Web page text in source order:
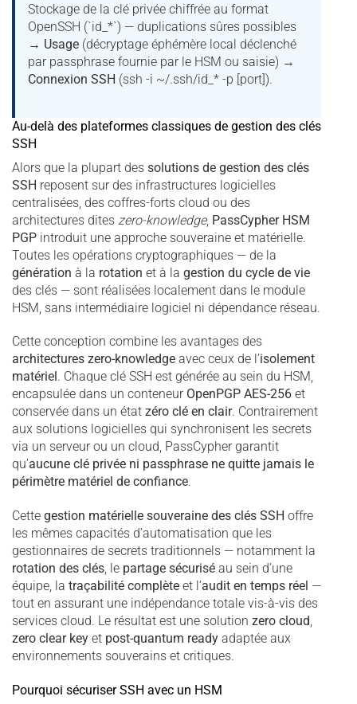
Stockage de la clé privée chiffrée au format
OpenSSH (`id_*`) — duplications sûres possibles
→ Usage (décryptage éphémère local déclenché
par passphrase fournie par le HSM ou saisie) →
Connexion SSH (ssh -i ~/.ssh/id_* -p [port]).
Au-delà des plateformes classiques de gestion des clés
SSH
Alors que la plupart des solutions de gestion des clés
SSH reposent sur des infrastructures logicielles
centralisées, des coffres-forts cloud ou des
architectures dites zero-knowledge, PassCypher HSM
PGP introduit une approche souveraine et matérielle.
Toutes les opérations cryptographiques — de la
génération à la rotation et à la gestion du cycle de vie
des clés — sont réalisées localement dans le module
HSM, sans intermédiaire logiciel ni dépendance réseau.
Cette conception combine les avantages des
architectures zero-knowledge avec ceux de l’isolement
matériel . Chaque clé SSH est générée au sein du HSM,
encapsulée dans un conteneur OpenPGP AES-256 et
conservée dans un état zéro clé en clair. Contrairement
aux solutions logicielles qui synchronisent les secrets
via un serveur ou un cloud, PassCypher garantit
qu’aucune clé privée ni passphrase ne quitte jamais le
périmètre matériel de confiance.
Cette gestion matérielle souveraine des clés SSH offre
les mêmes capacités d’automatisation que les
gestionnaires de secrets traditionnels — notamment la
rotation des clés, le partage sécurisé au sein d’une
équipe, la traçabilité complète et l’audit en temps réel —
tout en assurant une indépendance totale vis-à-vis des
services cloud. Le résultat est une solution zero cloud,
zero clear key et post-quantum ready adaptée aux
environnements souverains et critiques.
Pourquoi sécuriser SSH avec un HSM